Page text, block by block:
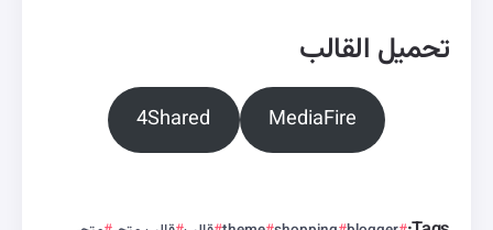
تحميل القالب
MediaFire
4Shared